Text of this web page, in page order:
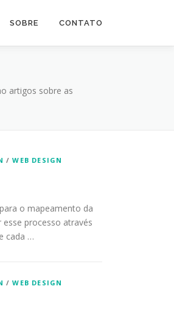
SOBRE CONTATO
artigos sobre as
/WEB DESIGN
o mapeamento da
processo através
cada …
/WEB DESIGN